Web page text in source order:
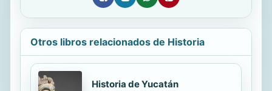
Otros libros relacionados de Historia
Historia de Yucatán